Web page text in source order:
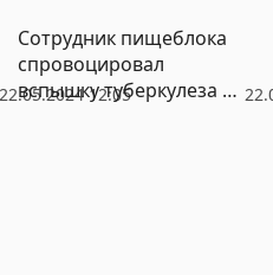
22.05.2024 12:05
Сотрудник пищеблока
спровоцировал
вспышку туберкулеза в